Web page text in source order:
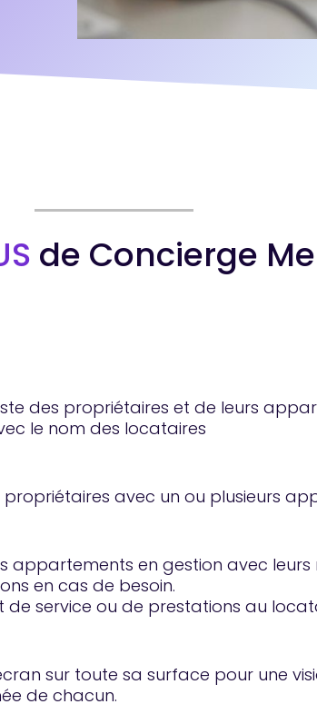
de Concierge
des propriétaires et de leurs
le nom des locataires
propriétaires avec un ou plusieurs
appartements en gestion avec leurs
en cas de besoin.
service ou de prestations au
sur toute sa surface pour une
de chacun.